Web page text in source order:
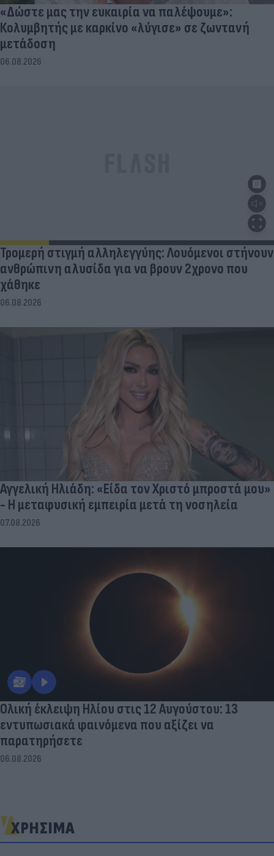
«Δώστε μας την ευκαιρία να παλέψουμε»:
Κολυμβητής με καρκίνο «λύγισε» σε ζωντανή
μετάδοση
06.08.2026
Τρομερή στιγμή αλληλεγγύης: Λουόμενοι στήνουν
ανθρώπινη αλυσίδα για να βρουν 2χρονο που
χάθηκε
06.08.2026
Αγγελική Ηλιάδη: «Είδα τον Χριστό μπροστά μου»
- Η μεταφυσική εμπειρία μετά τη νοσηλεία
07.08.2026
Ολική έκλειψη Ηλίου στις 12 Αυγούστου: 13
εντυπωσιακά φαινόμενα που αξίζει να
παρατηρήσετε
06.08.2026
ΧΡΗΣΙΜΑ